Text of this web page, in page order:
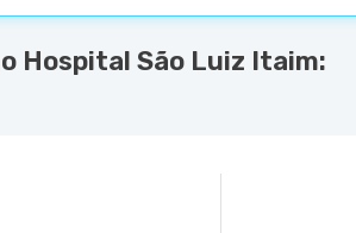
Hospital São Luiz Itaim: